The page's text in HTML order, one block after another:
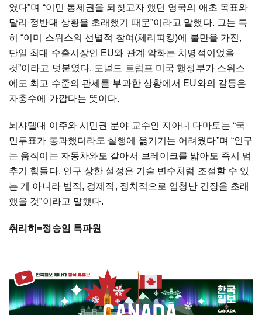
였다”며 “이민 통제권을 되찾고자 했던 영국의 애초 목표와
달리 정반대 상황을 초래했기 때문”이라고 말했다. 그는 특
히 “이미 스위스의 선별적 참여(체리피킹)에 불만을 가진,
단일 최대 수출시장인 EU와 관계 악화는 치명적이었을
것”이라고 덧붙였다. 도널드 트럼프 미국 행정부가 스위스
에도 최고 수준의 관세를 부과한 상황에서 EU와의 갈등은
자충수에 가깝다는 뜻이다.
뇌샤텔대 이주와 시민권 분야 교수인 지아니 다마토는 “국
민투표가 통과했더라도 실행에 옮기기는 어려웠다”며 “인구
는 움직이는 자동차와도 같아서 브레이크를 밟아도 즉시 멈
추기 힘들다. 인구 상한 설정은 기술 변수처럼 조절할 수 있
는 게 아니라 법적, 경제적, 정치적으로 엄청난 긴장을 초래
했을 것”이라고 말했다.
취리히=정승임 특파원